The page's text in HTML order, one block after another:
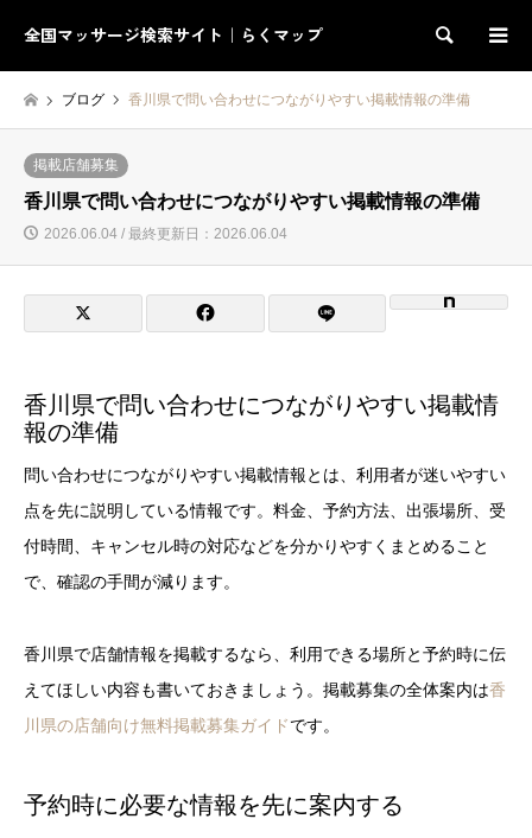
全国マッサージ検索サイト｜らくマップ 検索
ブログ 香川県で問い合わせにつながりやすい掲載情報の準備
掲載店舗募集
香川県で問い合わせにつながりやすい掲載情報の準備
2026.06.04 / 最終更新日：2026.06.04
香川県で問い合わせにつながりやすい掲載情
報の準備
問い合わせにつながりやすい掲載情報とは、利用者が迷いやすい
点を先に説明している情報です。料金、予約方法、出張場所、受
付時間、キャンセル時の対応などを分かりやすくまとめること
で、確認の手間が減ります。
香川県で店舗情報を掲載するなら、利用できる場所と予約時に伝
えてほしい内容も書いておきましょう。掲載募集の全体案内は香
川県の店舗向け無料掲載募集ガイド です。
予約時に必要な情報を先に案内する